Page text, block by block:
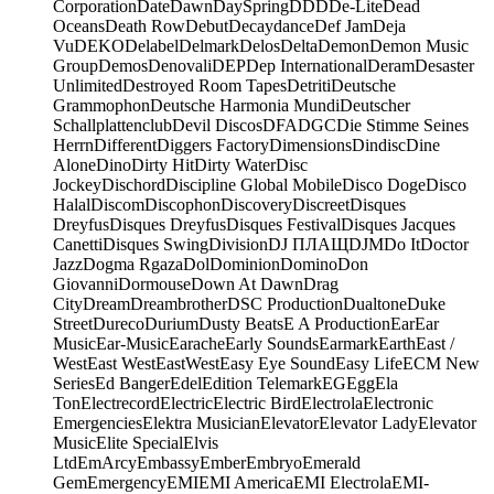
CorporationDateDawnDaySpringDDDDe-LiteDead
OceansDeath RowDebutDecaydanceDef JamDeja
VuDEKODelabelDelmarkDelosDeltaDemonDemon Music
GroupDemosDenovaliDEPDep InternationalDeramDesaster
UnlimitedDestroyed Room TapesDetritiDeutsche
GrammophonDeutsche Harmonia MundiDeutscher
SchallplattenclubDevil DiscosDFADGCDie Stimme Seines
HerrnDifferentDiggers FactoryDimensionsDindiscDine
AloneDinoDirty HitDirty WaterDisc
JockeyDischordDiscipline Global MobileDisco DogeDisco
HalalDiscomDiscophonDiscoveryDiscreetDisques
DreyfusDisques DreyfusDisques FestivalDisques Jacques
CanettiDisques SwingDivisionDJ ПЛАЩDJMDo ItDoctor
JazzDogma RgazaDolDominionDominoDon
GiovanniDormouseDown At DawnDrag
CityDreamDreambrotherDSC ProductionDualtoneDuke
StreetDurecoDuriumDusty BeatsE A ProductionEarEar
MusicEar-MusicEaracheEarly SoundsEarmarkEarthEast /
WestEast WestEastWestEasy Eye SoundEasy LifeECM New
SeriesEd BangerEdelEdition TelemarkEGEggEla
TonElectrecordElectricElectric BirdElectrolaElectronic
EmergenciesElektra MusicianElevatorElevator LadyElevator
MusicElite SpecialElvis
LtdEmArcyEmbassyEmberEmbryoEmerald
GemEmergencyEMIEMI AmericaEMI ElectrolaEMI-